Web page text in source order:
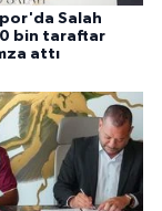
Salah
bin taraftar
attı